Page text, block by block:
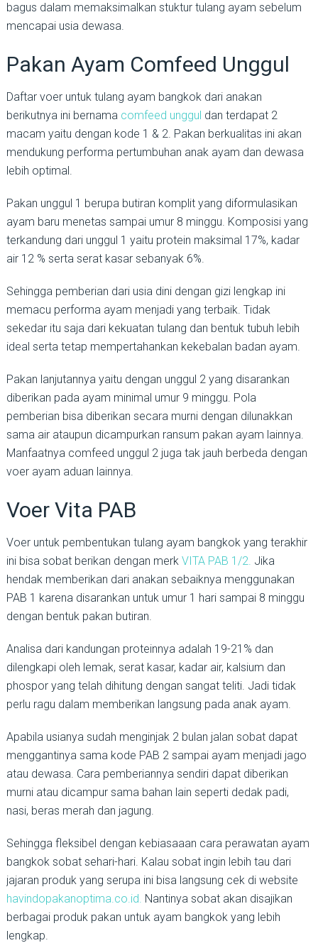
bagus dalam memaksimalkan stuktur tulang ayam sebelum
mencapai usia dewasa.
Pakan Ayam Comfeed Unggul
Daftar voer untuk tulang ayam bangkok dari anakan
berikutnya ini bernama comfeed unggul dan terdapat 2
macam yaitu dengan kode 1 & 2. Pakan berkualitas ini akan
mendukung performa pertumbuhan anak ayam dan dewasa
lebih optimal.
Pakan unggul 1 berupa butiran komplit yang diformulasikan
ayam baru menetas sampai umur 8 minggu. Komposisi yang
terkandung dari unggul 1 yaitu protein maksimal 17%, kadar
air 12 % serta serat kasar sebanyak 6%.
Sehingga pemberian dari usia dini dengan gizi lengkap ini
memacu performa ayam menjadi yang terbaik. Tidak
sekedar itu saja dari kekuatan tulang dan bentuk tubuh lebih
ideal serta tetap mempertahankan kekebalan badan ayam.
Pakan lanjutannya yaitu dengan unggul 2 yang disarankan
diberikan pada ayam minimal umur 9 minggu. Pola
pemberian bisa diberikan secara murni dengan dilunakkan
sama air ataupun dicampurkan ransum pakan ayam lainnya.
Manfaatnya comfeed unggul 2 juga tak jauh berbeda dengan
voer ayam aduan lainnya.
Voer Vita PAB
Voer untuk pembentukan tulang ayam bangkok yang terakhir
ini bisa sobat berikan dengan merk VITA PAB 1/2. Jika
hendak memberikan dari anakan sebaiknya menggunakan
PAB 1 karena disarankan untuk umur 1 hari sampai 8 minggu
dengan bentuk pakan butiran.
Analisa dari kandungan proteinnya adalah 19-21% dan
dilengkapi oleh lemak, serat kasar, kadar air, kalsium dan
phospor yang telah dihitung dengan sangat teliti. Jadi tidak
perlu ragu dalam memberikan langsung pada anak ayam.
Apabila usianya sudah menginjak 2 bulan jalan sobat dapat
menggantinya sama kode PAB 2 sampai ayam menjadi jago
atau dewasa. Cara pemberiannya sendiri dapat diberikan
murni atau dicampur sama bahan lain seperti dedak padi,
nasi, beras merah dan jagung.
Sehingga fleksibel dengan kebiasaaan cara perawatan ayam
bangkok sobat sehari-hari. Kalau sobat ingin lebih tau dari
jajaran produk yang serupa ini bisa langsung cek di website
havindopakanoptima.co.id. Nantinya sobat akan disajikan
berbagai produk pakan untuk ayam bangkok yang lebih
lengkap.